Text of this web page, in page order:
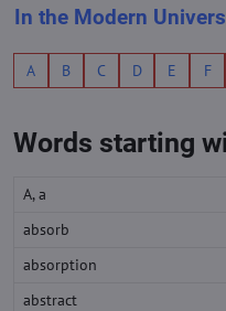
In the Modern
A B C D E F
Words starting
A, a
absorb
absorption
abstract